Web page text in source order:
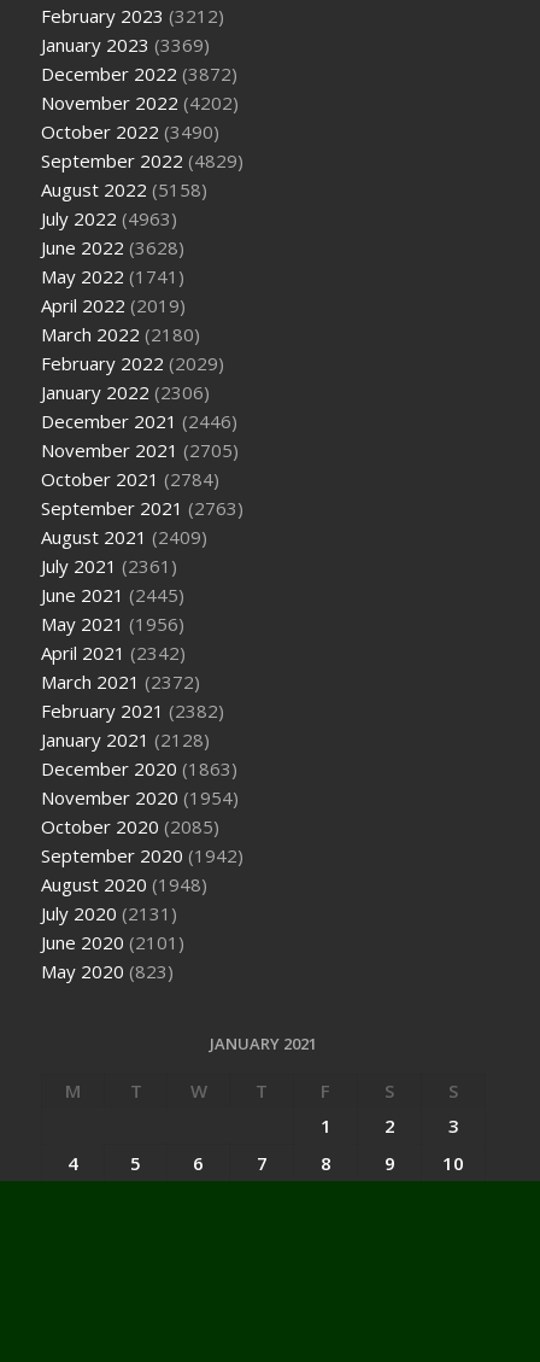
February 2023 (3212)
January 2023 (3369)
December 2022 (3872)
November 2022 (4202)
October 2022 (3490)
September 2022 (4829)
August 2022 (5158)
July 2022 (4963)
June 2022 (3628)
May 2022 (1741)
April 2022 (2019)
March 2022 (2180)
February 2022 (2029)
January 2022 (2306)
December 2021 (2446)
November 2021 (2705)
October 2021 (2784)
September 2021 (2763)
August 2021 (2409)
July 2021 (2361)
June 2021 (2445)
May 2021 (1956)
April 2021 (2342)
March 2021 (2372)
February 2021 (2382)
January 2021 (2128)
December 2020 (1863)
November 2020 (1954)
October 2020 (2085)
September 2020 (1942)
August 2020 (1948)
July 2020 (2131)
June 2020 (2101)
May 2020 (823)
JANUARY 2021
M T W T F S
S
1
2
3
4
5 6 7 8 9
10